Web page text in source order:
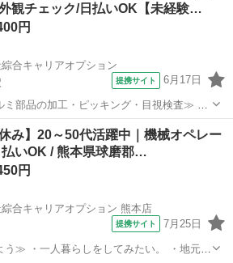
観チェック/日払いOK【未経験…
円
合キャリアオプション
提携サイト 6月17日
部品の加工・ピッキング・目視検査≫ ◆
の表面を削ったり・穴をあける加工など ◆
ッキングもお願いします ◆完成された製品
除く作...
駅
休み】20～50代活躍中｜機械オペレー
払いOK / 熊本県球磨郡…
円
合キャリアオプション 熊本店
提携サイト 7月25日
≫ ・一人暮らしをしてみたい。 ・地元か